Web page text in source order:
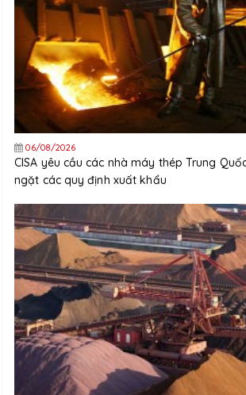
06/08/2026
CISA yêu cầu các nhà máy thép Trung
ngặt các quy định xuất khẩu